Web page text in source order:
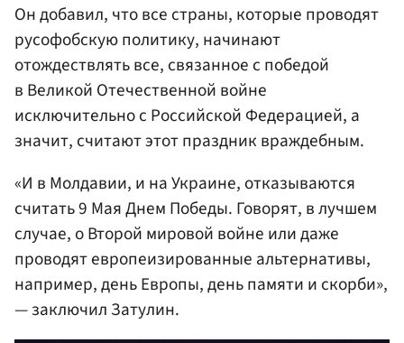
Он добавил, что все страны, которые проводят
русофобскую политику, начинают
отождествлять все, связанное с победой
в Великой Отечественной войне
исключительно с Российской Федерацией, а
значит, считают этот праздник враждебным.
«И в Молдавии, и на Украине, отказываются
считать 9 Мая Днем Победы. Говорят, в лучшем
случае, о Второй мировой войне или даже
проводят европеизированные альтернативы,
например, день Европы, день памяти и скорби»,
— заключил Затулин.